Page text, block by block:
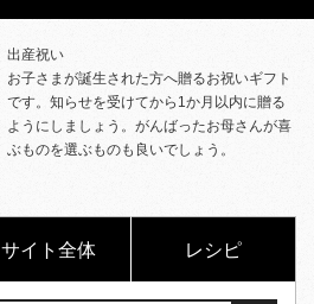
出産祝い
お子さまが誕生された方へ贈るお祝いギフト
です。知らせを受けてから1か月以内に贈る
ようにしましょう。がんばったお母さんが喜
ぶものを選ぶものも良いでしょう。
サイト全体 レシピ